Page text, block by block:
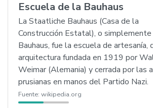
Escuela de la Bauhaus
La Staatliche Bauhaus (Casa de la
Construcción Estatal), o simplemente
Bauhaus, fue la escuela de artesanía,
arquitectura fundada en 1919 por
Weimar (Alemania) y cerrada por las
prusianas en manos del Partido Nazi.
Fuente: wikipedia.org